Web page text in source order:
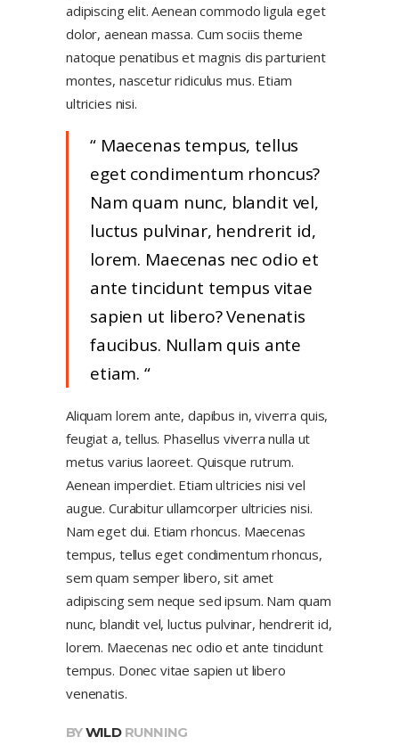
adipiscing elit. Aenean commodo ligula eget
dolor, aenean massa. Cum sociis theme
natoque penatibus et magnis dis parturient
montes, nascetur ridiculus mus. Etiam
ultricies nisi.
Maecenas tempus, tellus
eget condimentum rhoncus?
Nam quam nunc, blandit vel,
luctus pulvinar, hendrerit id,
lorem. Maecenas nec odio et
ante tincidunt tempus vitae
sapien ut libero? Venenatis
faucibus. Nullam quis ante
etiam.
Aliquam lorem ante, dapibus in, viverra quis,
feugiat a, tellus. Phasellus viverra nulla ut
metus varius laoreet. Quisque rutrum.
Aenean imperdiet. Etiam ultricies nisi vel
augue. Curabitur ullamcorper ultricies nisi.
Nam eget dui. Etiam rhoncus. Maecenas
tempus, tellus eget condimentum rhoncus,
sem quam semper libero, sit amet
adipiscing sem neque sed ipsum. Nam quam
nunc, blandit vel, luctus pulvinar, hendrerit id,
lorem. Maecenas nec odio et ante tincidunt
tempus. Donec vitae sapien ut libero
venenatis.
BYWILD RUNNING